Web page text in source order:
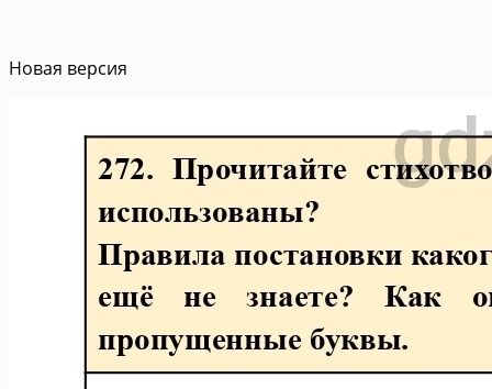
Новая версия